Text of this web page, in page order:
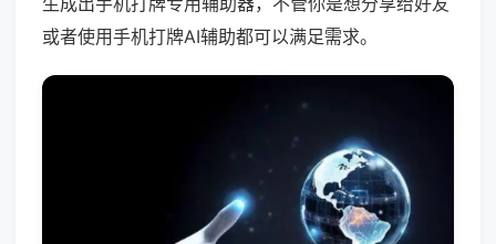
或者使用手机打牌AI辅助都可以满足需求。